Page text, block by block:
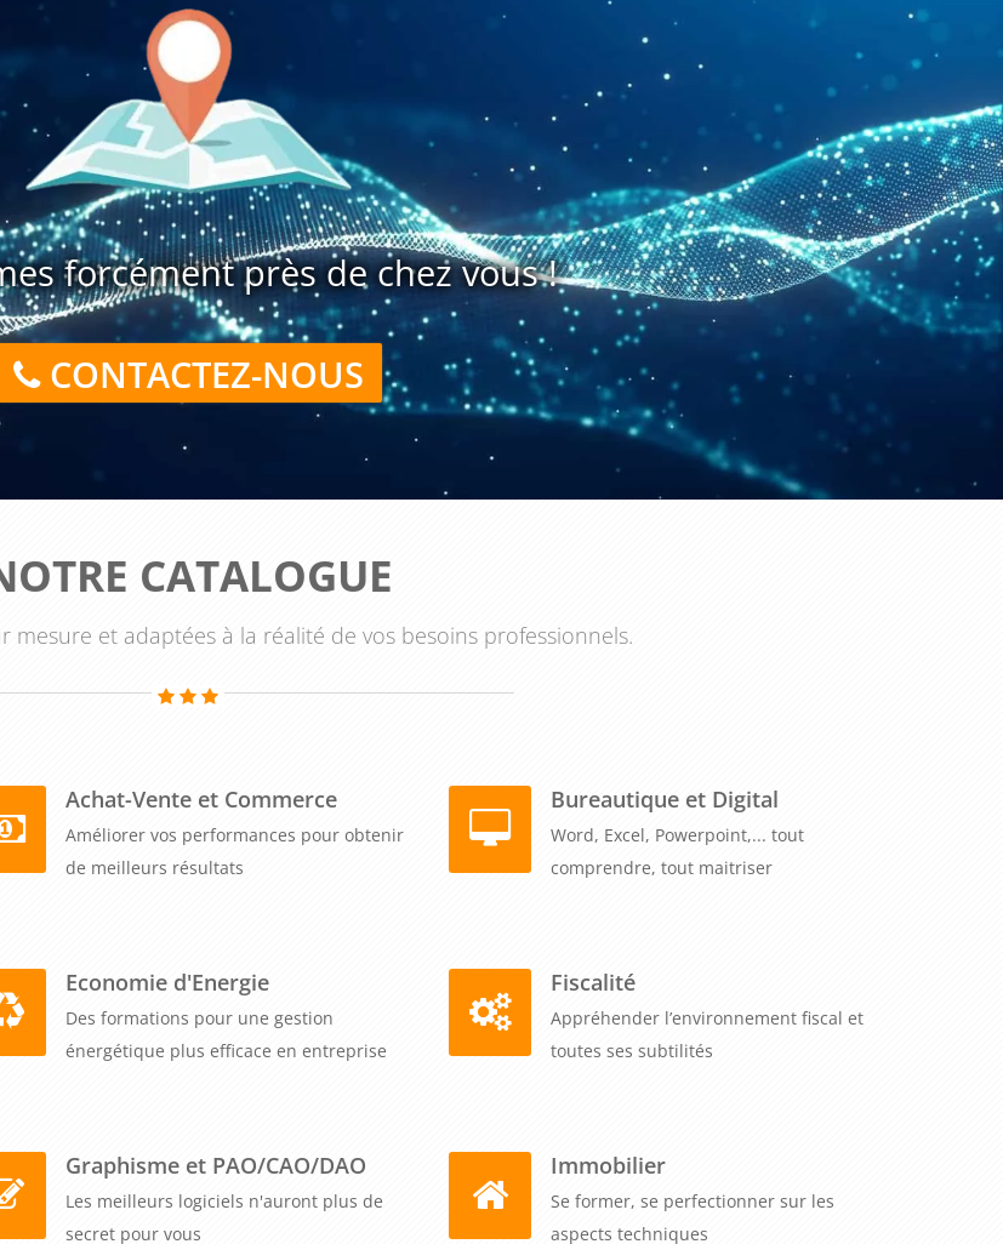
apprendront à calculer les cotisations
sociaux, ainsi qu'à comprendre les différentes
comment analyser les résultats financiers liés
les états financiers, à comprendre les
à élaborer des plans d'action pour optimiser la
du personnel" est essentielle pour les
liés aux salaires, aux cotisations sociales et
cette formation pourront comprendre les
les charges du personnel, calculer les charges
aux charges du personnel. Les entreprises qui
gestion des charges du personnel est bien
de l'entreprise.
forcément près de chez vous !
CONTACTEZ-NOUS
CATALOGUE
mesure et adaptées à la réalité de vos besoins professionnels.
Achat-Vente et Commerce
Améliorer vos performances pour obtenir
de meilleurs résultats
Bureautique et Digital
Word, Excel, Powerpoint,... tout
comprendre, tout maitriser
Economie d'Energie
Des formations pour une gestion
énergétique plus efficace en entreprise
Fiscalité
Appréhender l’environnement fiscal et
toutes ses subtilités
Graphisme et PAO/CAO/DAO
Les meilleurs logiciels n'auront plus de
secret pour vous
Immobilier
Se former, se perfectionner sur les
aspects techniques